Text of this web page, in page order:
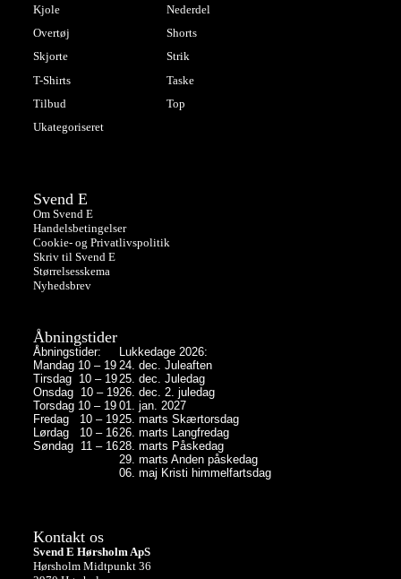
Kjole
Nederdel
Overtøj
Shorts
Skjorte
Strik
T-Shirts
Taske
Tilbud
Top
Ukategoriseret
Svend E
Om Svend E
Handelsbetingelser
Cookie- og Privatlivspolitik
Skriv til Svend E
Størrelsesskema
Nyhedsbrev
Åbningstider
Åbningstider:
Mandag 10 – 19
Tirsdag 10 – 19
Onsdag 10 – 19
Torsdag 10 – 19
Fredag 10 – 19
Lørdag 10 – 16
Søndag 11 – 16
Lukkedage 2026:
24. dec. Juleaften
25. dec. Juledag
26. dec. 2. juledag
01. jan. 2027
25. marts Skærtorsdag
26. marts Langfredag
28. marts Påskedag
29. marts Anden påskedag
06. maj Kristi himmelfartsdag
Kontakt os
Svend E Hørsholm ApS
Hørsholm Midtpunkt 36